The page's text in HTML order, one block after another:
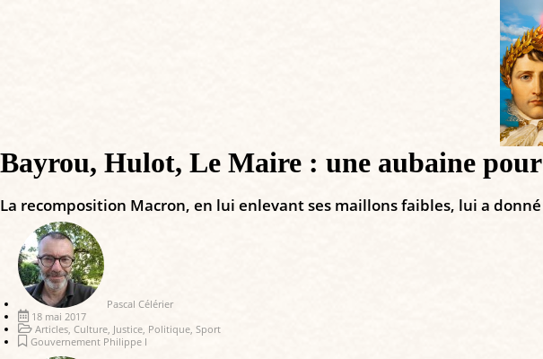
Bayrou, Hulot, Le Maire : une aubaine
La recomposition Macron, en lui enlevant ses maillons faibles, lui a
Pascal Célérier
18 mai 2017
Articles, Culture, Justice, Politique, Sport
Gouvernement Philippe I